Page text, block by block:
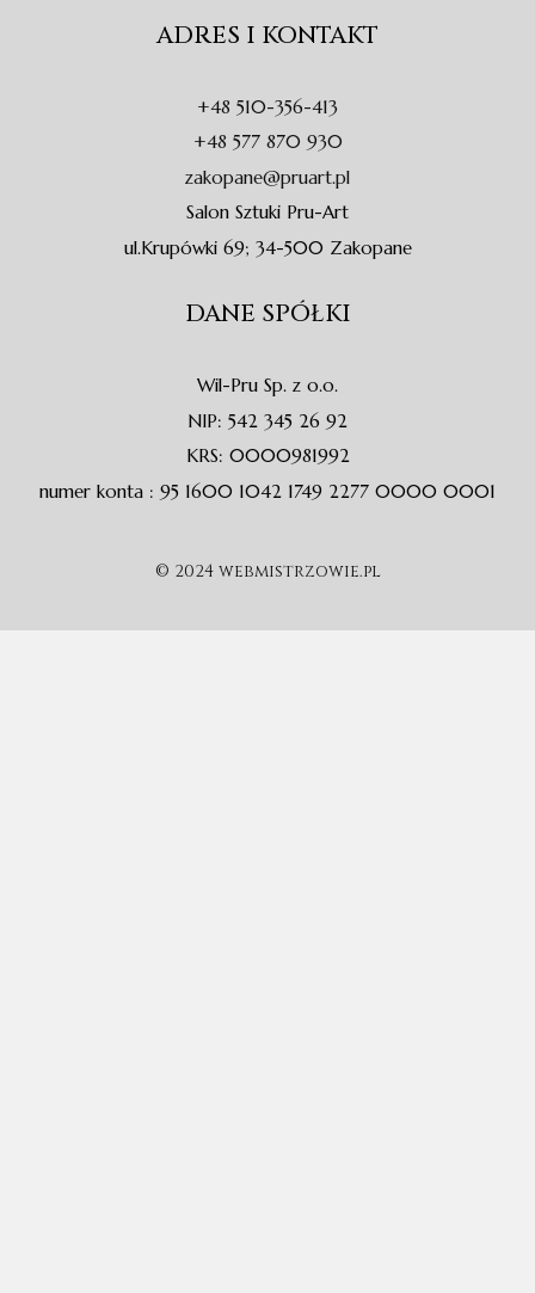
b
k
-
f
a
r
a
m
l
p
e
n
e
a
l
t
ADRES I KONTAKT
+48 510-356-413
+48 577 870 930
zakopane@pruart.pl
Salon Sztuki Pru-Art
ul.Krupówki 69; 34-500 Zakopane
DANE SPÓŁKI
Wil-Pru Sp. z o.o.
NIP: 542 345 26 92
KRS: 0000981992
numer konta : 95 1600 1042 1749 2277 0000 0001
© 2024 webmistrzowie.pl